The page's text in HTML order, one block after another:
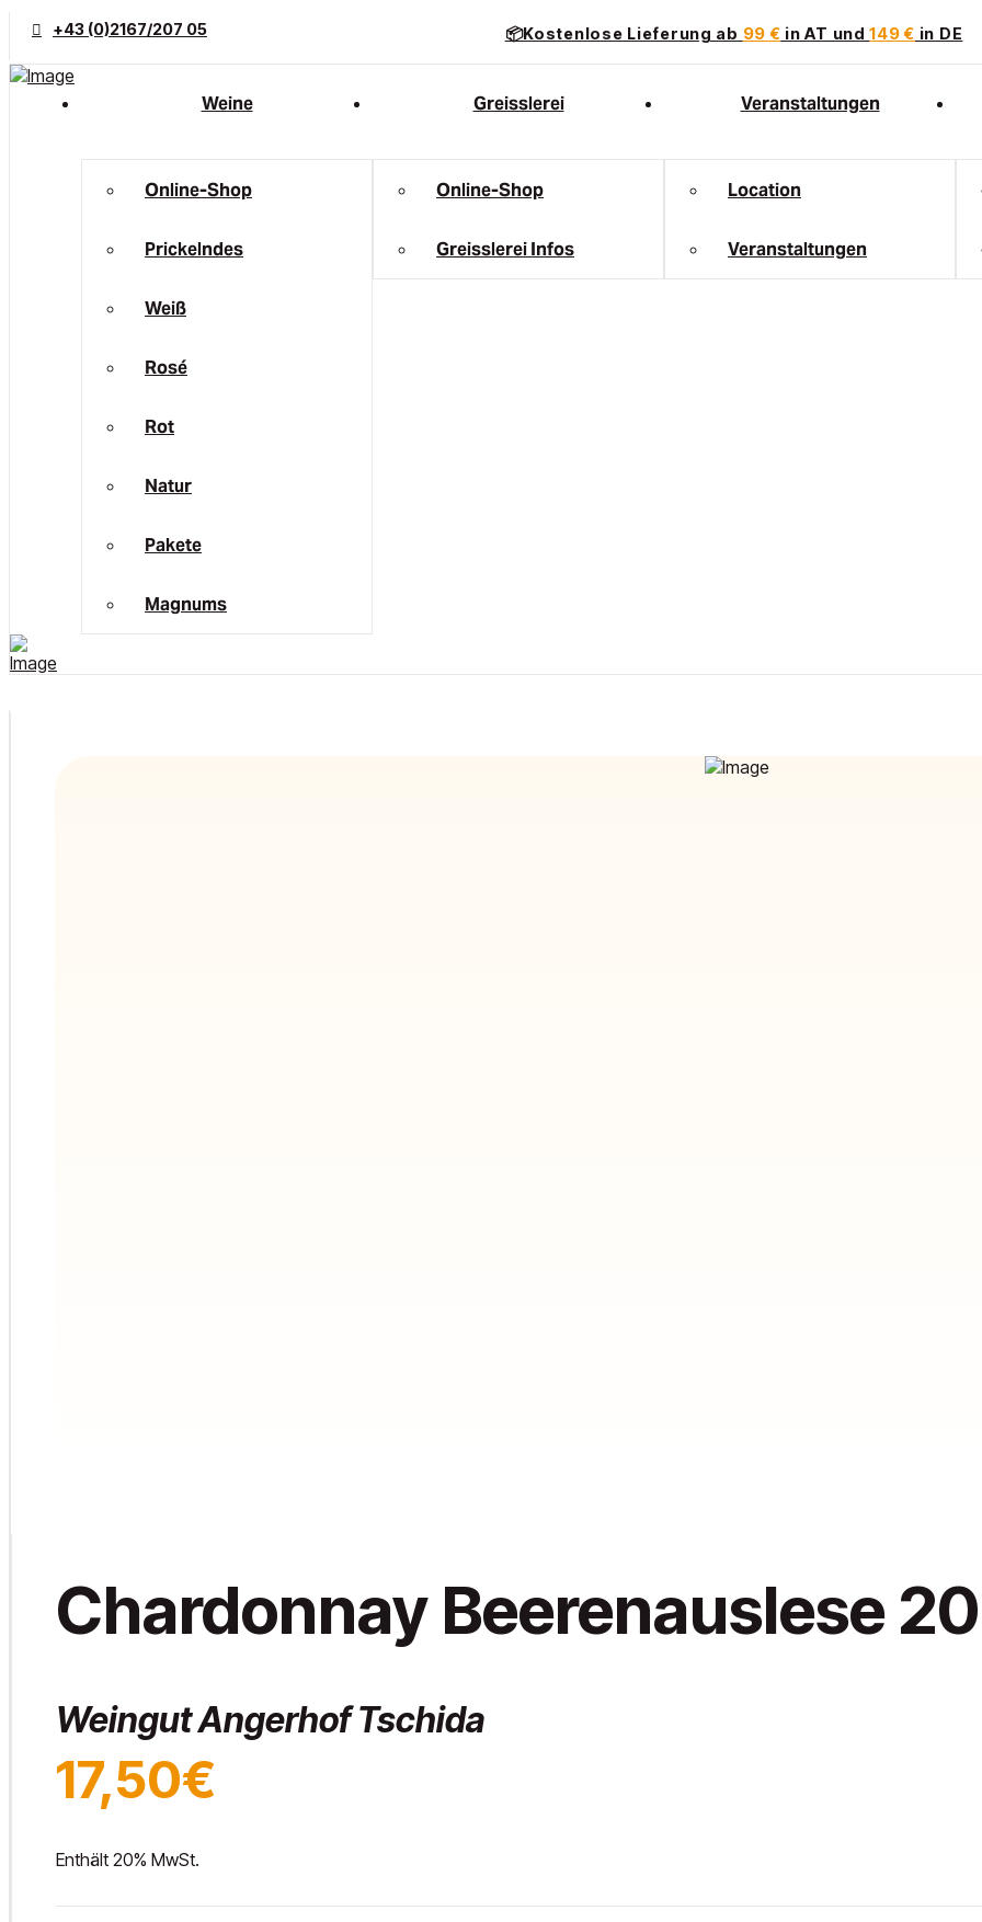
+43 (0)2167/207 05 📦Kostenlose Lieferung ab 99 € in AT und149 € in DE
Weine
Online-Shop
Prickelndes
Weiß
Rosé
Rot
Natur
Pakete
Magnums
Greisslerei
Online-Shop
Greisslerei Infos
Veranstaltungen
Location
Veranstaltungen
Chardonnay Beerenauslese
Weingut Angerhof Tschida
17,50€
Enthält 20% MwSt.